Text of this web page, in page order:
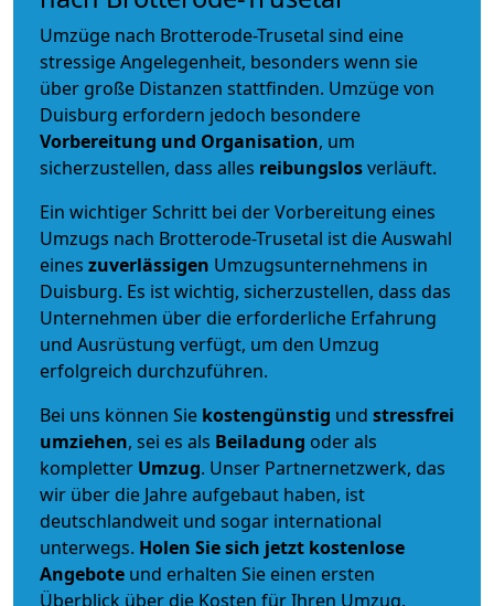
Umzüge nach Brotterode-Trusetal sind eine
stressige Angelegenheit, besonders wenn sie
über große Distanzen stattfinden. Umzüge von
Duisburg erfordern jedoch besondere
Vorbereitung und Organisation, um
sicherzustellen, dass alles reibungslosverläuft.
Ein wichtiger Schritt bei der Vorbereitung eines
Umzugs nach Brotterode-Trusetal ist die Auswahl
eines zuverlässigen Umzugsunternehmens in
Duisburg. Es ist wichtig, sicherzustellen, dass das
Unternehmen über die erforderliche Erfahrung
und Ausrüstung verfügt, um den Umzug
erfolgreich durchzuführen.
Bei uns können Sie kostengünstig und stressfrei
umziehen, sei es als Beiladung oder als
kompletter Umzug. Unser Partnernetzwerk, das
wir über die Jahre aufgebaut haben, ist
deutschlandweit und sogar international
unterwegs. Holen Sie sich jetzt kostenlose
Angebote und erhalten Sie einen ersten
Überblick über die Kosten für Ihren Umzug.